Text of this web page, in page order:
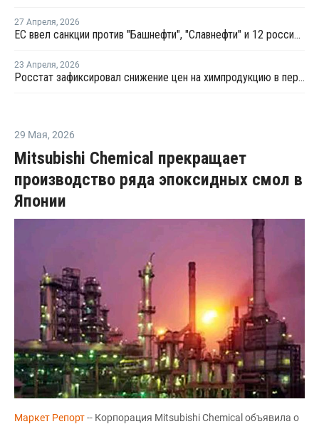
27 Апреля, 2026
ЕС ввел санкции против "Башнефти", "Славнефти" и 12 российских НПЗ
23 Апреля, 2026
Росстат зафиксировал снижение цен на химпродукцию в первом квартале 2026 года
29 Мая, 2026
Mitsubishi Chemical прекращает
производство ряда эпоксидных смол в
Японии
Маркет Репорт-- Корпорация Mitsubishi Chemical объявила о